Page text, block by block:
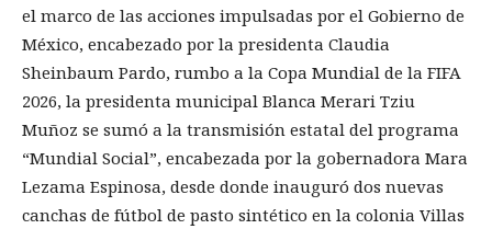
el marco de las acciones impulsadas por el Gobierno de
México, encabezado por la presidenta Claudia
Sheinbaum Pardo, rumbo a la Copa Mundial de la FIFA
2026, la presidenta municipal Blanca Merari Tziu
Muñoz se sumó a la transmisión estatal del programa
“Mundial Social”, encabezada por la gobernadora Mara
Lezama Espinosa, desde donde inauguró dos nuevas
canchas de fútbol de pasto sintético en la colonia Villas